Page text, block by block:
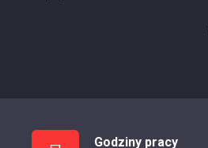
Godziny pracy